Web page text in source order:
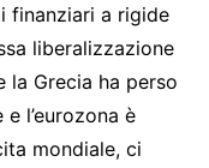
finanziari a rigide
liberalizzazione
la Grecia ha perso
l’eurozona è
mondiale, ci